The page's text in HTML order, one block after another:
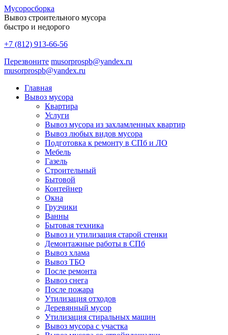
Мусоросборка
Вывоз строительного мусора
быстро и недорого
+7 (812) 913-66-56
Перезвоните musorprospb@yandex.ru
musorprospb@yandex.ru
Главная
Вывоз мусора
Квартира
Услуги
Вывоз мусора из захламленных квартир
Вывоз любых видов мусора
Подготовка к ремонту в СПб и ЛО
Мебель
Газель
Строительный
Бытовой
Контейнер
Окна
Грузчики
Ванны
Бытовая техника
Вывоз и утилизация старой стенки
Демонтажные работы в СПб
Вывоз хлама
Вывоз ТБО
После ремонта
Вывоз снега
После пожара
Утилизация отходов
Деревянный мусор
Утилизация стиральных машин
Вывоз мусора с участка